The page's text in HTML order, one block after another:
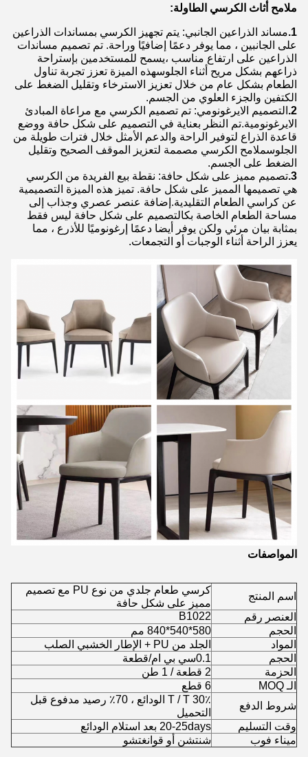
ملامح أثاث الكرسي الطاولة:
1. مساند الذراعين الجانبي: يتم تجهيز الكرسي بمساندات الذراعين
على الجانبين ، مما يوفر دعمًا إضافيًا وراحة. تم تصميم مساندات
الذراعين على ارتفاع مناسب ،يسمح للمستخدمين بإستراحة
ذراعهم بشكل مريح أثناء الجلوسهذه الميزة تعزز تجربة تناول
الطعام بشكل عام من خلال تعزيز الاسترخاء وتقليل الضغط على
الكتفين والجزء العلوي من الجسم.
2. التصميم الايرغونومي: تم تصميم الكرسي مع مراعاة المبادئ
الايرغونومية.تم النظر بعناية في التصميم على شكل حافة ووضع
قاعدة الذراع لتوفير الراحة والدعم الأمثل خلال فترات طويلة من
الجلوسملامح الكرسي مصممة لتعزيز الموقف الصحيح وتقليل
الضغط على الجسم.
3. تصميم مميز على شكل حافة: نقطة بيع الفريدة من الكرسي
هي تصميمها المميز على شكل حافة. تميز هذه الميزة التصميمية
عن كراسي الطعام التقليدية.إضافة عنصر عصري وجذاب إلى
مساحة الطعام الخاصة بكالتصميم على شكل حافة ليس فقط
بمثابة بيان مرئي ولكن يوفر أيضا دعمًا إرغونوميًا للأذرع ، مما
يعزز الراحة أثناء الوجبات أو التجمعات.
المواصفات
اسم المنتج
كرسي طعام جلدي من نوع PU مع تصميم
مميز على شكل حافة
العنصر رقم
B1022
الحجم
580*540*840 مم
المواد
الجلد من PU + الإطار الخشبي الصلب
الحجم
0.1سي بي ام/قطعة
الحزمة
2 قطعة / 1 طن
الـ MOQ
6 قطع
شروط الدفع
T / T 30٪ الودائع ، 70٪ رصيد مدفوع قبل
التحميل
وقت التسليم
20-25days بعد استلام الودائع
ميناء فوب
شنتشن أو قوانغتشو